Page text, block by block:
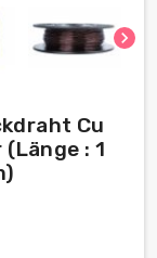
chevron_right
Cu
: 1